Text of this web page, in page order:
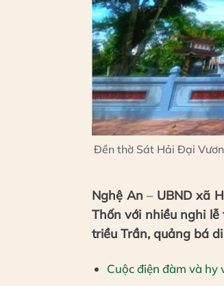
Đền thờ Sát Hải Đại
Nghệ An – UBND xã
Thốn với nhiều nghi
triều Trần, quảng bá
Cuộc điện đàm và